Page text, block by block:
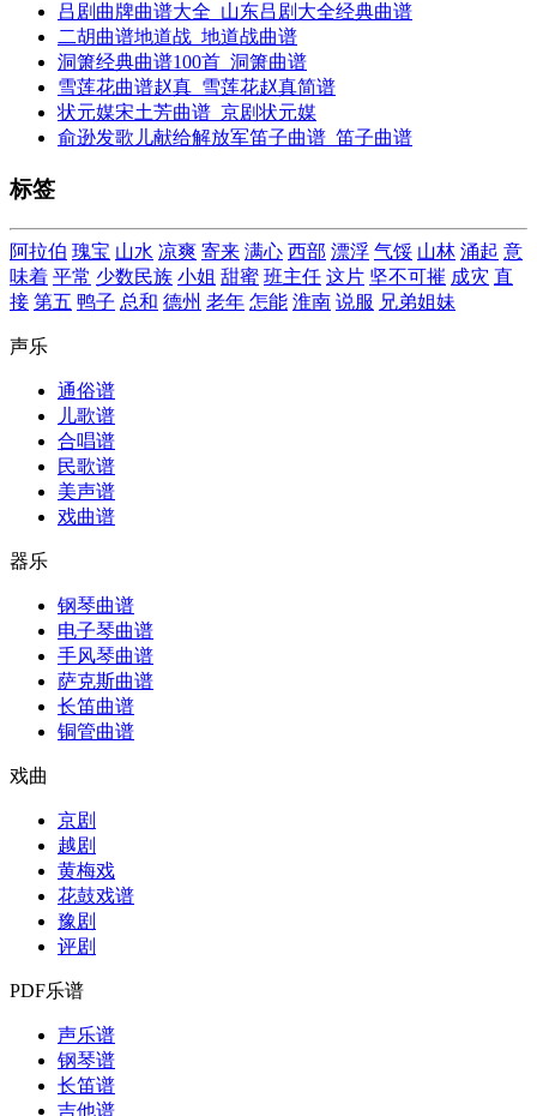
吕剧曲牌曲谱大全_山东吕剧大全经典曲谱
二胡曲谱地道战_地道战曲谱
洞箫经典曲谱100首_洞箫曲谱
雪莲花曲谱赵真_雪莲花赵真简谱
状元媒宋土芳曲谱_京剧状元媒
俞逊发歌儿献给解放军笛子曲谱_笛子曲谱
标签
阿拉伯 瑰宝 山水 凉爽 寄来 满心 西部 漂浮 气馁 山林 涌起 意
味着 平常 少数民族 小姐 甜蜜 班主任 这片 坚不可摧 成灾 直
接 第五 鸭子 总和 德州 老年 怎能 淮南 说服 兄弟姐妹
声乐
通俗谱
儿歌谱
合唱谱
民歌谱
美声谱
戏曲谱
器乐
钢琴曲谱
电子琴曲谱
手风琴曲谱
萨克斯曲谱
长笛曲谱
铜管曲谱
戏曲
京剧
越剧
黄梅戏
花鼓戏谱
豫剧
评剧
PDF乐谱
声乐谱
钢琴谱
长笛谱
吉他谱